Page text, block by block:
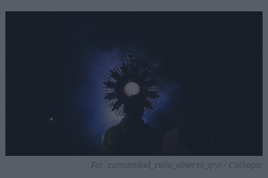
Fot. comunidad_cielo_abierto_qro / Cathopic